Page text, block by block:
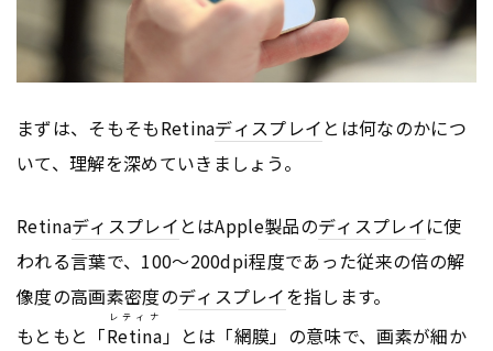
まずは、そもそもRetinaディスプレイ とは何なのかにつ
いて、理解を深めていきましょう。
Retinaディスプレイ とはApple製品のディスプレイに使
われる言葉で、100〜200dpi程度であった従来の倍の解
像度の高画素密度のディスプレイを指します。
もともと「Retina
レティナ
」とは「網膜」の意味で、画素が細か